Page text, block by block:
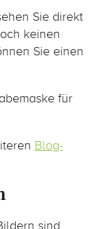
Sie direkt
keinen
Sie einen
Blog-
sind